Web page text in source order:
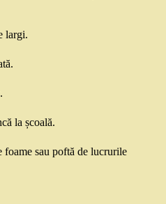
largi.
la școală.
foame sau poftă de lucrurile